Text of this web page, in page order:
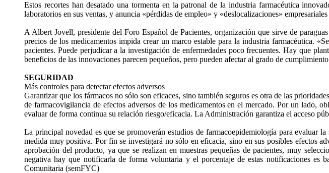
Estos recortes han desatado una tormenta en la patronal de la industria farmacéutica
laboratorios en sus ventas, y anuncia «pérdidas de empleo» y «deslocalizaciones»
A Albert Jovell, presidente del Foro Español de Pacientes, organización que sirve de
precios de los medicamentos impida crear un marco estable para la industria farmacéutica.
pacientes. Puede perjudicar a la investigación de enfermedades poco frecuentes. Hay que
beneficios de las innovaciones parecen pequeños, pero pueden afectar al grado de
SEGURIDAD
Más controles para detectar efectos adversos
Garantizar que los fármacos no sólo son eficaces, sino también seguros es otra de las
de farmacovigilancia de efectos adversos de los medicamentos en el mercado. Por un lado,
evaluar de forma continua su relación riesgo/eficacia. La Administración garantiza el acceso
La principal novedad es que se promoverán estudios de farmacoepidemiología para evaluar
medida muy positiva. Por fin se investigará no sólo en eficacia, sino en sus posibles efectos
aprobación del producto, ya que se realizan en muestras pequeñas de pacientes, muy
negativa hay que notificarla de forma voluntaria y el porcentaje de estas notificaciones es
Comunitaria (semFYC)